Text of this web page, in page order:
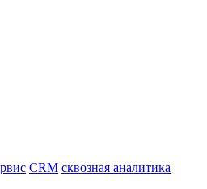
CRM сквозная аналитика